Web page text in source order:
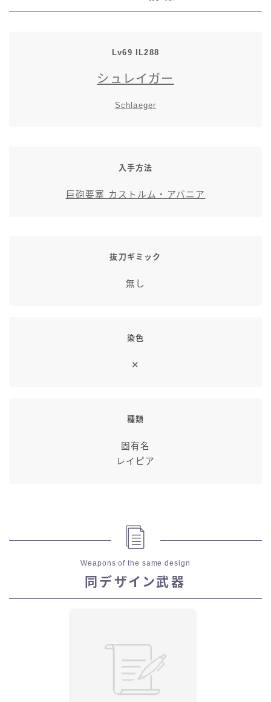
七分丈
極シタデル・ボズヤ追憶戦
Lv69 IL288
シュレイガー
Schlaeger
入手方法
巨砲要塞 カストルム・アバニア
抜刀ギミック
無し
染色
✕
種類
固有名
レイピア
Weapons of the same design
同デザイン武器